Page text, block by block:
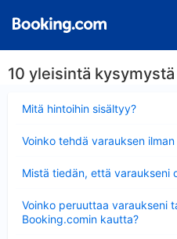
10 yleisintä kysymystä
Mitä hintoihin sisältyy?
Voinko tehdä varauksen
Mistä tiedän, että varaukseni
Voinko peruuttaa varaukseni
Booking.comin kautta?